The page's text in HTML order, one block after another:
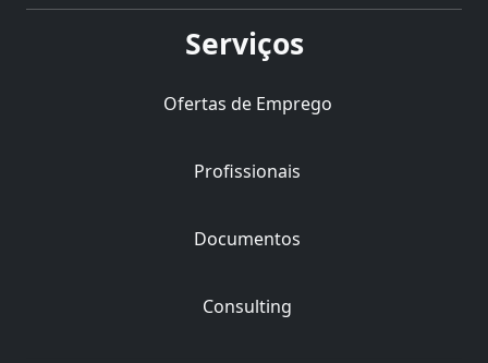
Serviços
Ofertas de Emprego
Profissionais
Documentos
Consulting